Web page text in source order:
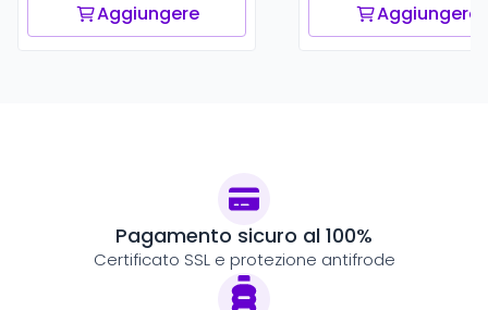
Aggiungere Aggiungere
Pagamento sicuro al 100%
Certificato SSL e protezione antifrode